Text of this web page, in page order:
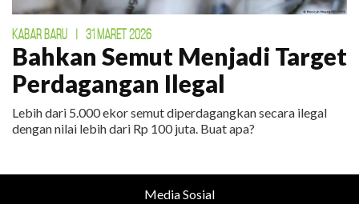
KABAR BARU 31 MARET 2026
Bahkan Semut Menjadi Target
Perdagangan Ilegal
Lebih dari 5.000 ekor semut diperdagangkan secara ilegal
dengan nilai lebih dari Rp 100 juta. Buat apa?
Media Sosial